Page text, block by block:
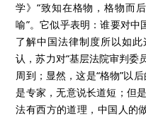
学》“致知在格物，格物而
喻”。它似乎表明：谁要对
了解中国法律制度所以如
认，苏力对“基层法院审判委
周到；显然，这是“格物”以
是专家，无意说长道短；但
法有西方的道理，中国人的